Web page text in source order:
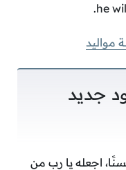
he
مواليد
جديد
اجعله يا رب من